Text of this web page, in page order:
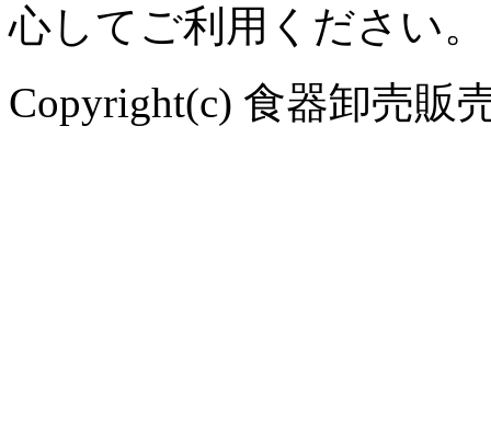
心してご利用ください。
Copyright(c) 食器卸売販